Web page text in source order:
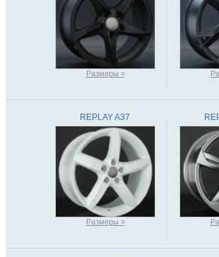
Размеры »
REPLAY A37
Размеры »